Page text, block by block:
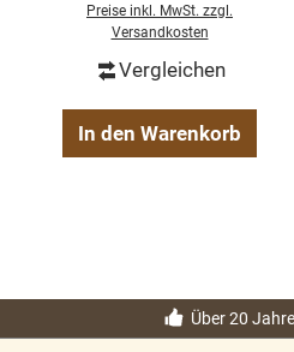
Preise inkl. MwSt. zzgl.
Versandkosten
Vergleichen
In den Warenkorb
Über 20